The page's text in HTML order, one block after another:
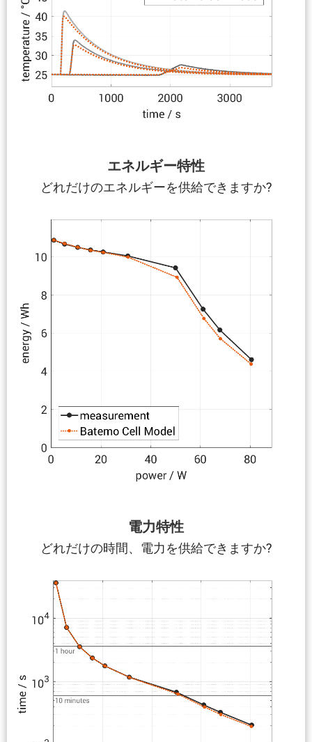
エネルギー特性
どれだけのエネルギーを供給できますか?
電力特性
どれだけの時間、電力を供給できますか?